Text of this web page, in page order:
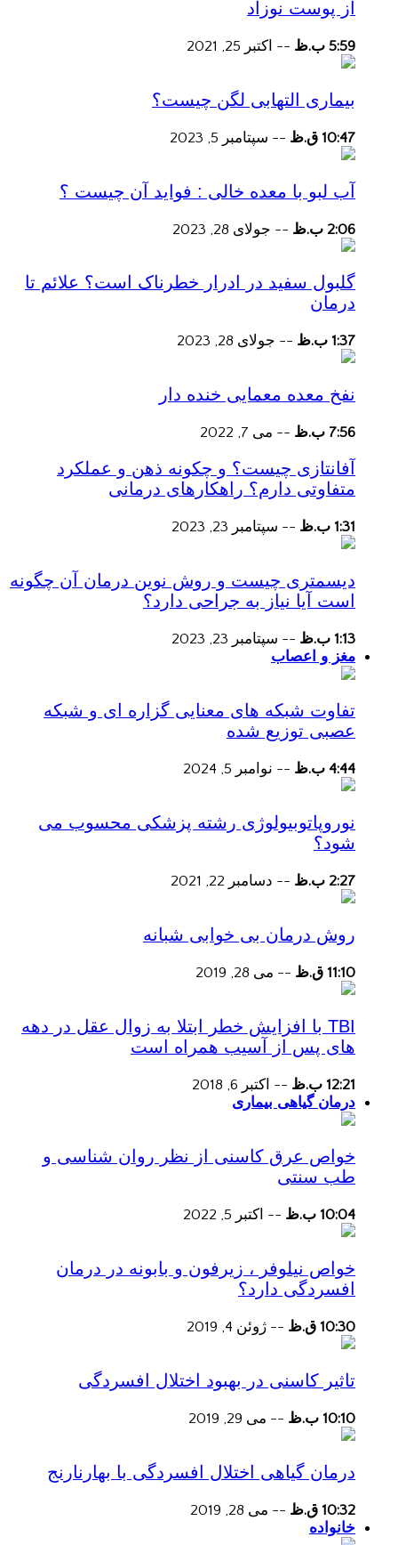
از پوست نوزاد
5:59 ب.ظ -- اکتبر 25, 2021
بیماری التهابی لگن چیست؟
10:47 ق.ظ -- سپتامبر 5, 2023
آب لبو با معده خالی : فواید آن چیست ؟
2:06 ب.ظ -- جولای 28, 2023
گلبول سفید در ادرار خطرناک است؟ علائم تا
درمان
1:37 ب.ظ -- جولای 28, 2023
نفخ معده معمایی خنده دار
7:56 ب.ظ -- می 7, 2022
آفانتازی چیست؟ و چکونه ذهن و عملکرد
متفاوتی دارم؟ راهکارهای درمانی
1:31 ب.ظ -- سپتامبر 23, 2023
دیسمتری چیست و روش نوین درمان آن چگونه
است آیا نیاز به جراحی دارد؟
1:13 ب.ظ -- سپتامبر 23, 2023
مغز و اعصاب
تفاوت شبکه های معنایی گزاره ای و شبکه
عصبی توزیع شده
4:44 ب.ظ -- نوامبر 5, 2024
نوروپاتوبیولوژی رشته پزشکی محسوب می
شود؟
2:27 ب.ظ -- دسامبر 22, 2021
روش درمان بی خوابی شبانه
11:10 ق.ظ -- می 28, 2019
TBI با افزایش خطر ابتلا به زوال عقل در دهه
های پس از آسیب همراه است
12:21 ب.ظ -- اکتبر 6, 2018
درمان گیاهی بیماری
خواص عرق کاسنی از نظر روان شناسی و
طب سنتی
10:04 ب.ظ -- اکتبر 5, 2022
خواص نیلوفر ، زیرفون و بابونه در درمان
افسردگی دارد؟
10:30 ق.ظ -- ژوئن 4, 2019
تاثیر کاسنی در بهبود اختلال افسردگی
10:10 ب.ظ -- می 29, 2019
درمان گیاهی اختلال افسردگی با بهارنارنج
10:32 ق.ظ -- می 28, 2019
خانواده